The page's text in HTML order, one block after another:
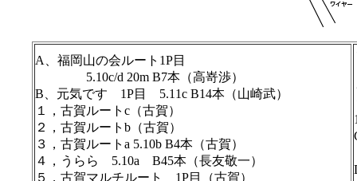
A、福岡山の会ルート1P目
5.10c/d 20m B7本（高嵜渉）
B、元気です 1P目 5.11c B14本（山崎武）
１，古賀ルートc（古賀）
２，古賀ルートb（古賀）
３，古賀ルートa 5.10b B4本（古賀）
４，うらら 5.10a B45本（長友敬一）
５，古賀マルチルート 1P目（古賀）